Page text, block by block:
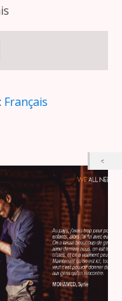
Français